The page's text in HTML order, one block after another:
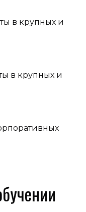
в крупных и
в крупных и